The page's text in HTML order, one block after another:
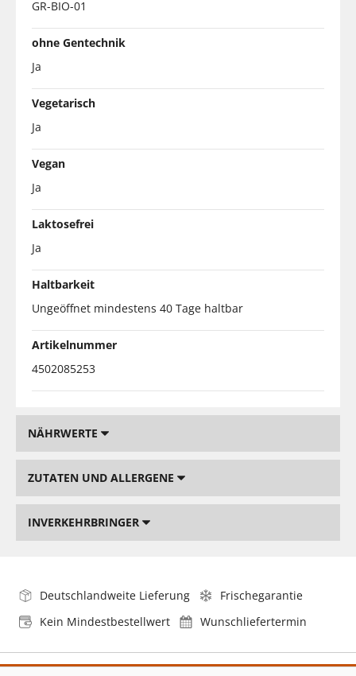
GR-BIO-01
ohne Gentechnik
Ja
Vegetarisch
Ja
Vegan
Ja
Laktosefrei
Ja
Haltbarkeit
Ungeöffnet mindestens 40 Tage haltbar
Artikelnummer
4502085253
NÄHRWERTE
ZUTATEN UND ALLERGENE
INVERKEHRBRINGER
Deutschlandweite Lieferung
Frischegarantie
Kein Mindestbestellwert
Wunschliefertermin